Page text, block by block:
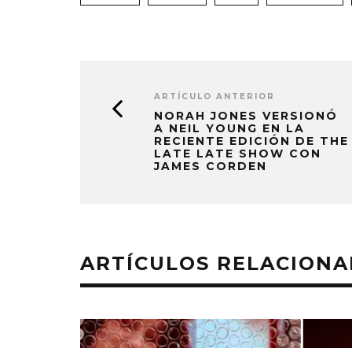
ARTÍCULO ANTERIOR
NORAH JONES VERSIONÓ
A NEIL YOUNG EN LA
RECIENTE EDICIÓN DE THE
LATE LATE SHOW CON
JAMES CORDEN
ARTÍCULOS